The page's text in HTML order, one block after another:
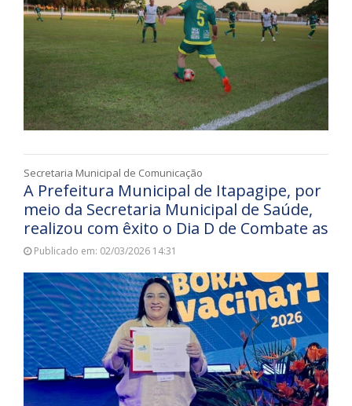
Secretaria Municipal de Comunicação
A Prefeitura Municipal de Itapagipe, por
meio da Secretaria Municipal de Saúde,
realizou com êxito o Dia D de Combate as
Publicado em: 02/03/2026 14:31